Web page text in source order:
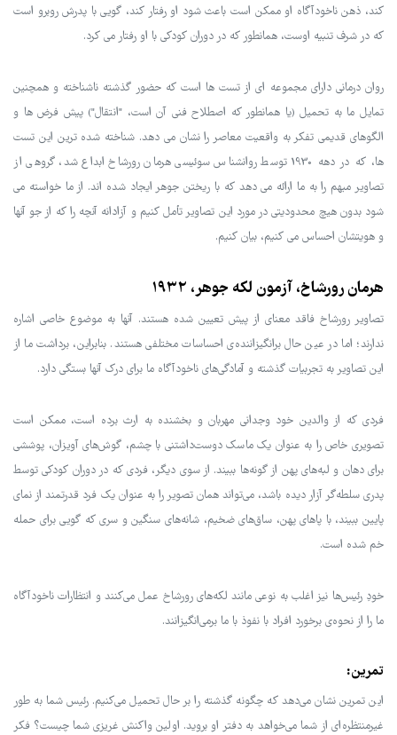
کند، ذهن ناخودآگاه او ممکن است باعث شود او رفتار کند، گویی با پدرش روبرو است
که در شرف تنبیه اوست، همانطور که در دوران کودکی با او رفتار می کرد.
روان درمانی دارای مجموعه ای از تست ها است که حضور گذشته ناشناخته و همچنین
تمایل ما به تحمیل (یا همانطور که اصطلاح فنی آن است، "انتقال") پیش فرض ها و
الگوهای قدیمی تفکر به واقعیت معاصر را نشان می دهد. شناخته شده ترین این تست
ها، که در دهه 1930 توسط روانشناس سوئیسی هرمان رورشاخ ابداع شد، گروهی از
تصاویر مبهم را به ما ارائه می دهد که با ریختن جوهر ایجاد شده اند. از ما خواسته می
شود بدون هیچ محدودیتی در مورد این تصاویر تأمل کنیم و آزادانه آنچه را که از جو آنها
و هویتشان احساس می کنیم، بیان کنیم.
هرمان رورشاخ، آزمون لکه جوهر، ۱۹۳۲
تصاویر رورشاخ فاقد معنای از پیش تعیین شده هستند. آنها به موضوع خاصی اشاره
ندارند؛ اما در عین حال برانگیزاننده‌ی احساسات مختلفی هستند. بنابراین، برداشت ما از
این تصاویر به تجربیات گذشته و آمادگی‌های ناخودآگاه ما برای درک آنها بستگی دارد.
فردی که از والدین خود وجدانی مهربان و بخشنده به ارث برده است، ممکن است
تصویری خاص را به عنوان یک ماسک دوست‌داشتنی با چشم، گوش‌های آویزان، پوششی
برای دهان و لبه‌های پهن از گونه‌ها ببیند. از سوی دیگر، فردی که در دوران کودکی توسط
پدری سلطه‌گر آزار دیده باشد، می‌تواند همان تصویر را به عنوان یک فرد قدرتمند از نمای
پایین ببیند، با پاهای پهن، ساق‌های ضخیم، شانه‌های سنگین و سری که گویی برای حمله
خم شده است.
خودِ رئیس‌ها نیز اغلب به نوعی مانند لکه‌های رورشاخ عمل می‌کنند و انتظارات ناخودآگاه
ما را از نحوه‌ی برخورد افراد با نفوذ با ما برمی‌انگیزانند.
تمرین:
این تمرین نشان می‌دهد که چگونه گذشته را بر حال تحمیل می‌کنیم. رئیس شما به طور
غیرمنتظره‌ای از شما می‌خواهد به دفتر او بروید. اولین واکنش غریزی شما چیست؟ فکر